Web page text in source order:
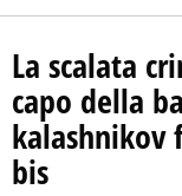
La scalata
capo della
kalashnikov
bis